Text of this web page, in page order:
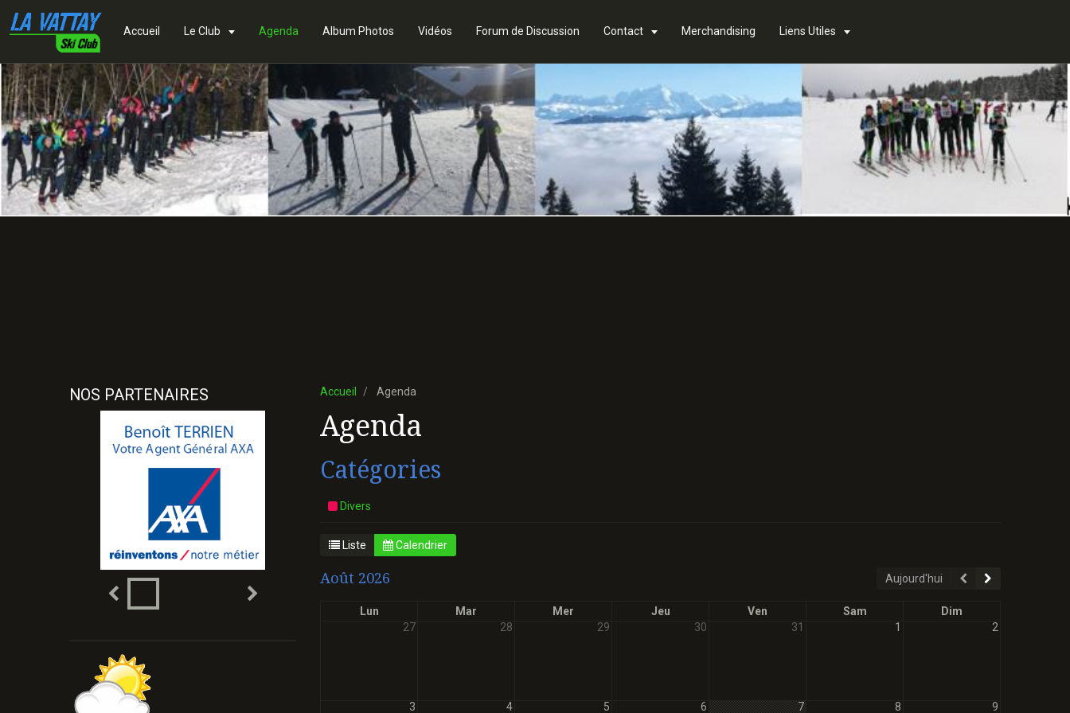
Accueil Le Club Agenda Album Photos Vidéos Forum de Discussion Contact Merchandising Liens Utiles
Accueil Agenda
Agenda
Catégories
Divers
Liste Calendrier
Août 2026 Aujourd'hui
Lun Mar Mer Jeu Ven Sam
Dim
27
28 29 30 31 1 2
3 4 5 6 7 8 9
NOS PARTENAIRES